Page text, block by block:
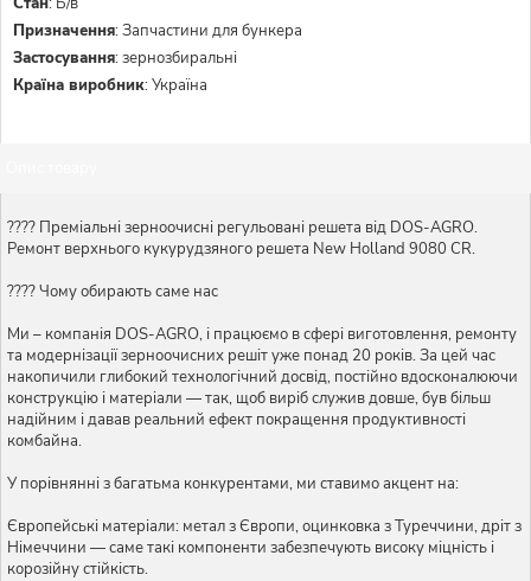
Призначення:Запчастини для бункера
Застосування:зернозбиральні
Країна виробник:Україна
???? Преміальні зерноочисні регульовані решета від DOS-AGRO.
Ремонт верхнього кукурудзяного решета New Holland 9080 CR.
???? Чому обирають саме нас
Ми – компанія DOS-AGRO, і працюємо в сфері виготовлення, ремонту
та модернізації зерноочисних решіт уже понад 20 років. За цей час
накопичили глибокий технологічний досвід, постійно вдосконалюючи
конструкцію і матеріали — так, щоб виріб служив довше, був більш
надійним і давав реальний ефект покращення продуктивності
комбайна.
У порівнянні з багатьма конкурентами, ми ставимо акцент на:
Європейські матеріали: метал з Європи, оцинковка з Туреччини, дріт з
Німеччини — саме такі компоненти забезпечують високу міцність і
корозійну стійкість.